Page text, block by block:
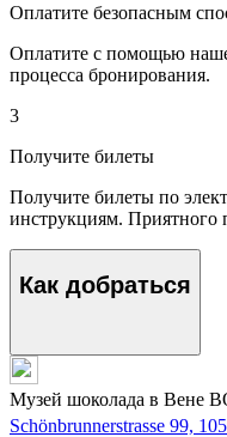
Оплатите безопасным
Оплатите с помощью
процесса бронирования.
3
Получите билеты
Получите билеты по
инструкциям. Приятного
Как добраться
Музей шоколада в Вене
Schönbrunnerstrasse 99,